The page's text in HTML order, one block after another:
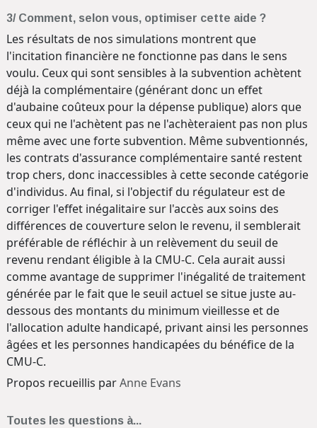
3/ Comment, selon vous, optimiser cette aide ?
Les résultats de nos simulations montrent que
l'incitation financière ne fonctionne pas dans le sens
voulu. Ceux qui sont sensibles à la subvention achètent
déjà la complémentaire (générant donc un effet
d'aubaine coûteux pour la dépense publique) alors que
ceux qui ne l'achètent pas ne l'achèteraient pas non plus
même avec une forte subvention. Même subventionnés,
les contrats d'assurance complémentaire santé restent
trop chers, donc inaccessibles à cette seconde catégorie
d'individus. Au final, si l'objectif du régulateur est de
corriger l'effet inégalitaire sur l'accès aux soins des
différences de couverture selon le revenu, il semblerait
préférable de réfléchir à un relèvement du seuil de
revenu rendant éligible à la CMU-C. Cela aurait aussi
comme avantage de supprimer l'inégalité de traitement
générée par le fait que le seuil actuel se situe juste au-
dessous des montants du minimum vieillesse et de
l'allocation adulte handicapé, privant ainsi les personnes
âgées et les personnes handicapées du bénéfice de la
CMU-C.
Propos recueillis parAnne Evans
Toutes les questions à...